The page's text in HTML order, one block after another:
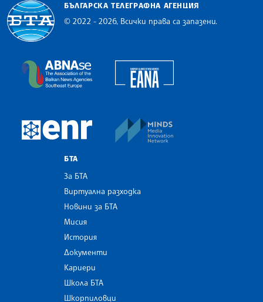
БЪЛГАРСКА ТЕЛЕГРАФНА АГЕНЦИЯ
© 2022 - 2026, Всички права са запазени.
The Assocoation of the Balkan News Agencies
European Newsroom
БТА
За БТА
Виртуална разходка
Новини за БТА
Мисия
История
Документи
Кариери
Школа БТА
Шкорпиловци